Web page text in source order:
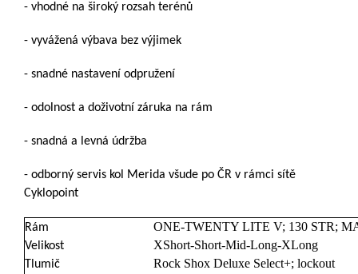
- vhodné na široký rozsah terénů
- vyvážená výbava bez výjimek
- snadné nastavení odpružení
- odolnost a doživotní záruka na rám
- snadná a levná údržba
- odborný servis kol Merida všude po ČR v rámci sítě
Cyklopoint
Rám ONE-TWENTY LITE V; 130 STR;
Velikost XShort-Short-Mid-Long-XLong
Tlumič Rock Shox Deluxe Select+; lockout